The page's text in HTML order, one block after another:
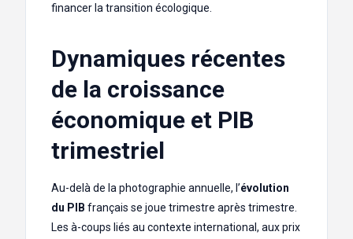
financer la transition écologique.
Dynamiques récentes
de la croissance
économique et PIB
trimestriel
Au-delà de la photographie annuelle, l’évolution
du PIB français se joue trimestre après trimestre.
Les à-coups liés au contexte international, aux prix